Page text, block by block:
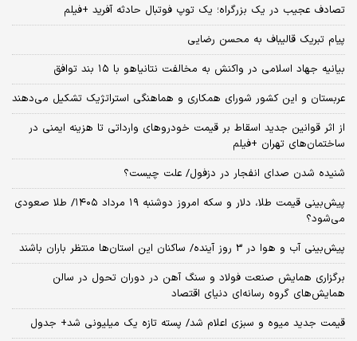
تصادف عجیب در یک بزرگراه؛ یک توپ فوتبال حادثه‌ آفرید +فیلم
پیام تبریک قالیباف به محسن رضایی
بیانیه جهاد اسلامی در واکنش به مخالفت نتانیاهو با ۱۵ بند توافق
عربستان و این کشور شورای همکاری و هماهنگی استراتژیک تشکیل می‌دهند
از اثر قوانین جدید اسقاط بر قیمت خودروهای وارداتی تا هزینه ایمنی در
ساختمان‌های تهران +فیلم
شنیده شدن صدای انفجار در دزفول/ علت چیست؟
پیش‌بینی قیمت طلا، دلار و سکه امروز دوشنبه ۱۹ مرداد ۱۴۰۵/ طلا صعودی
می‌شود؟
پیش‌بینی آب و هوا در 3 روز آینده/ ساکنان این استان‌ها منتظر باران باشند
برگزاری همایش صنعت فولاد و سنگ آهن در دوران تحول در سالن
همایش‌های گروه رسانه‌ای دنیای اقتصاد
قیمت جدید میوه و سبزی اعلام شد/ پسته تازه یک میلیونی شد+ جدول